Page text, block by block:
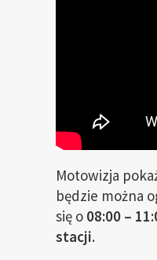
Motowizja
będzie można
się o 08:00 –
stacji.